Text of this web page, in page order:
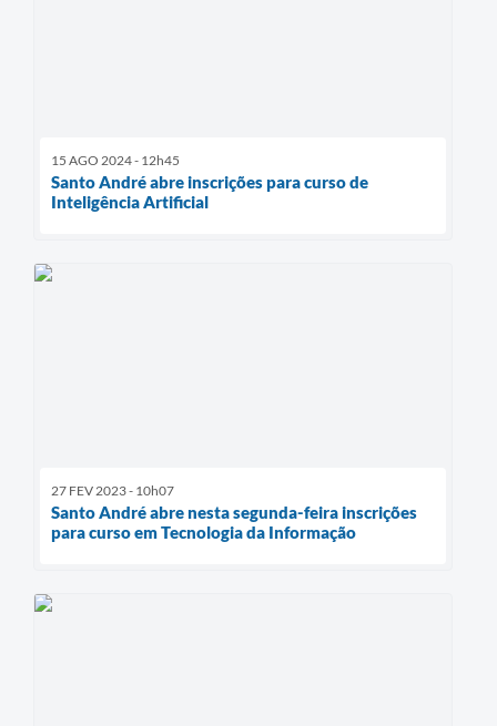
15 AGO 2024 - 12h45
Santo André abre inscrições para curso de
Inteligência Artificial
27 FEV 2023 - 10h07
Santo André abre nesta segunda-feira inscrições
para curso em Tecnologia da Informação